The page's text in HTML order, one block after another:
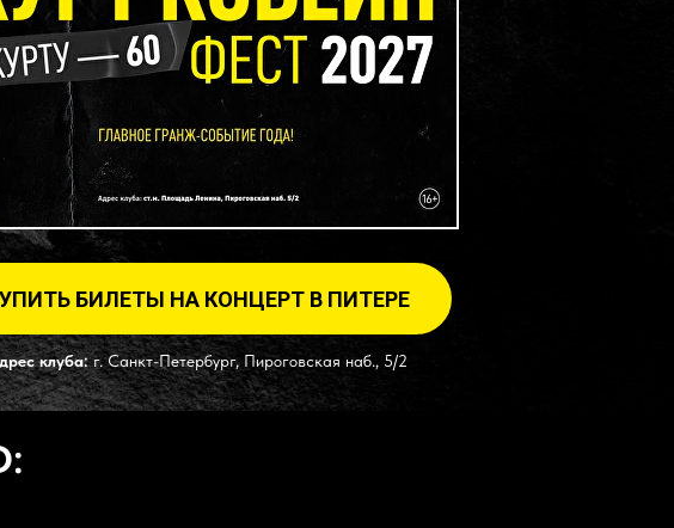
БИЛЕТЫ НА КОНЦЕРТ В ПИТЕРЕ
клуба:г. Санкт-Петербург, Пироговская наб., 5/2